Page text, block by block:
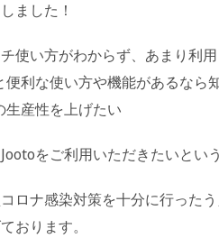
ました！
使い方がわからず、あまり利
便利な使い方や機能があるなら
生産性を上げたい
をご利用いただきたいとい
ロナ感染対策を十分に行った
おります。